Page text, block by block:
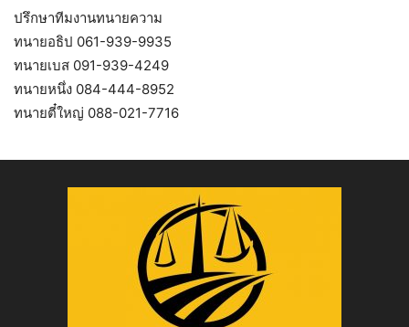
ปรึกษาทีมงานทนายความ
ทนายอธิป 061-939-9935
ทนายเบส 091-939-4249
ทนายหนึ่ง 084-444-8952
ทนายตี๋ใหญ่ 088-021-7716